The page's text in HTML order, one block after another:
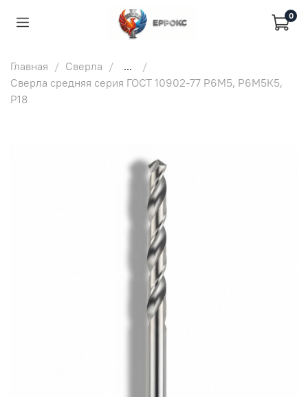
0
Главная Сверла
...
Сверла средняя серия ГОСТ 10902-77 Р6М5, Р6М5К5,
Р18